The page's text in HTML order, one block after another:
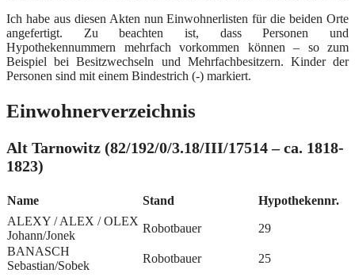
Ich habe aus diesen Akten nun Einwohnerlisten für die beiden Orte
angefertigt. Zu beachten ist, dass Personen und
Hypothekennummern mehrfach vorkommen können – so zum
Beispiel bei Besitzwechseln und Mehrfachbesitzern. Kinder der
Personen sind mit einem Bindestrich (-) markiert.
Einwohnerverzeichnis
Alt Tarnowitz (82/192/0/3.18/III/17514 – ca. 1818-
1823)
Name Stand
Hypothekennr.
ALEXY / ALEX / OLEX
Johann/Jonek
Robotbauer
29
BANASCH
Sebastian/Sobek
Robotbauer 25